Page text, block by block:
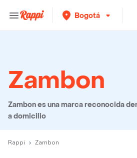
Bogotá
Zambon
Zambon es una marca reconocida
a domicilio
Rappi Zambon